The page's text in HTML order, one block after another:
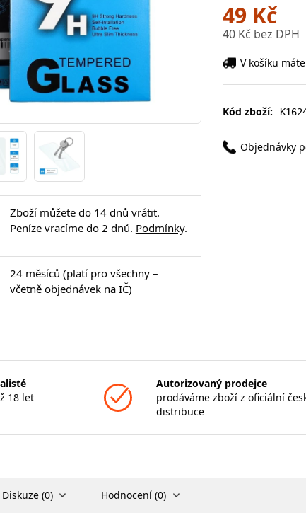
Zboží můžete do 14 dnů vrátit.
Peníze vracíme do 2 dnů. Podmínky.
24 měsíců (platí pro všechny –
včetně objednávek na IČ)
49 Kč
40 Kč bez DPH
V košíku
Kód zboží:
Objednávky
18 let
Autorizovaný prodejce
prodáváme zboží z oficiální
distribuce
Diskuze (0) Hodnocení (0)